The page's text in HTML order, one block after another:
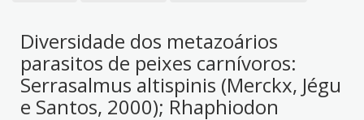
Diversidade dos metazoários
parasitos de peixes carnívoros:
Serrasalmus altispinis (Merckx, Jégu
e Santos, 2000); Rhaphiodon